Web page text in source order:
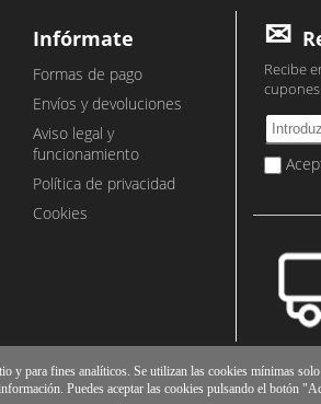
Infórmate
Formas de pago
Envíos y devoluciones
Aviso legal y
funcionamiento
Política de privacidad
Cookies
Recibe
y para fines analíticos. Se utilizan las cookies mínimas
Puedes aceptar las cookies pulsando el botón